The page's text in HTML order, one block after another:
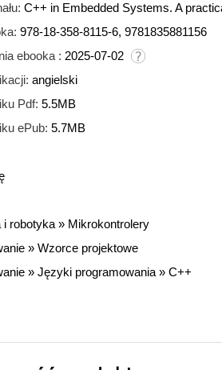
C++ in Embedded Systems. A
978-18-358-8115-6, 9781835881156
ebooka : 2025-07-02
angielski
Pdf: 5.5MB
ePub: 5.7MB
i robotyka » Mikrokontrolery
» Wzorce projektowe
» Języki programowania » C++